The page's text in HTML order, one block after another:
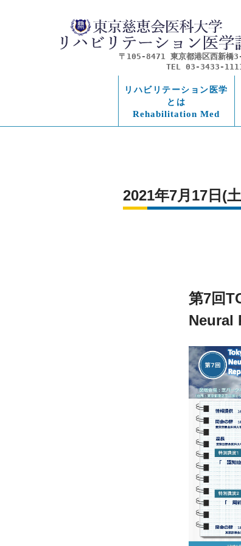
〒105-8471 東京都港区西新橋
TEL 03-3433-1111
リハビリテーション医学
とは
Rehabilitation Med
2021年7月17日(
第7回
Neural